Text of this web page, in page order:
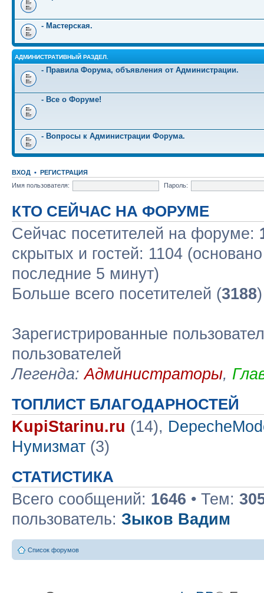
- Мастерская.
АДМИНИСТРАТИВНЫЙ РАЗДЕЛ.
- Правила Форума, объявления от Администрации.
- Все о Форуме!
- Вопросы к Администрации Форума.
ВХОД • РЕГИСТРАЦИЯ
Имя пользователя:
Пароль:
КТО СЕЙЧАС НА ФОРУМЕ
Сейчас посетителей на форуме:
скрытых и гостей: 1104
последние 5 минут)
Больше всего посетителей (3188
Зарегистрированные
пользователей
Легенда:Администраторы,
ТОПЛИСТ БЛАГОДАРНОСТЕЙ
KupiStarinu.ru (14),
Нумизмат (3)
СТАТИСТИКА
Всего сообщений: 1646 • Тем:
пользователь: Зыков Вадим
Список форумов